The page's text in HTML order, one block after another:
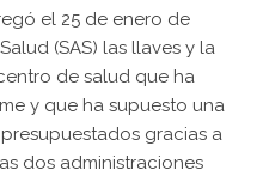
el 25 de enero de
(SAS) las llaves y la
de salud que ha
y que ha supuesto una
gracias a
dos administraciones